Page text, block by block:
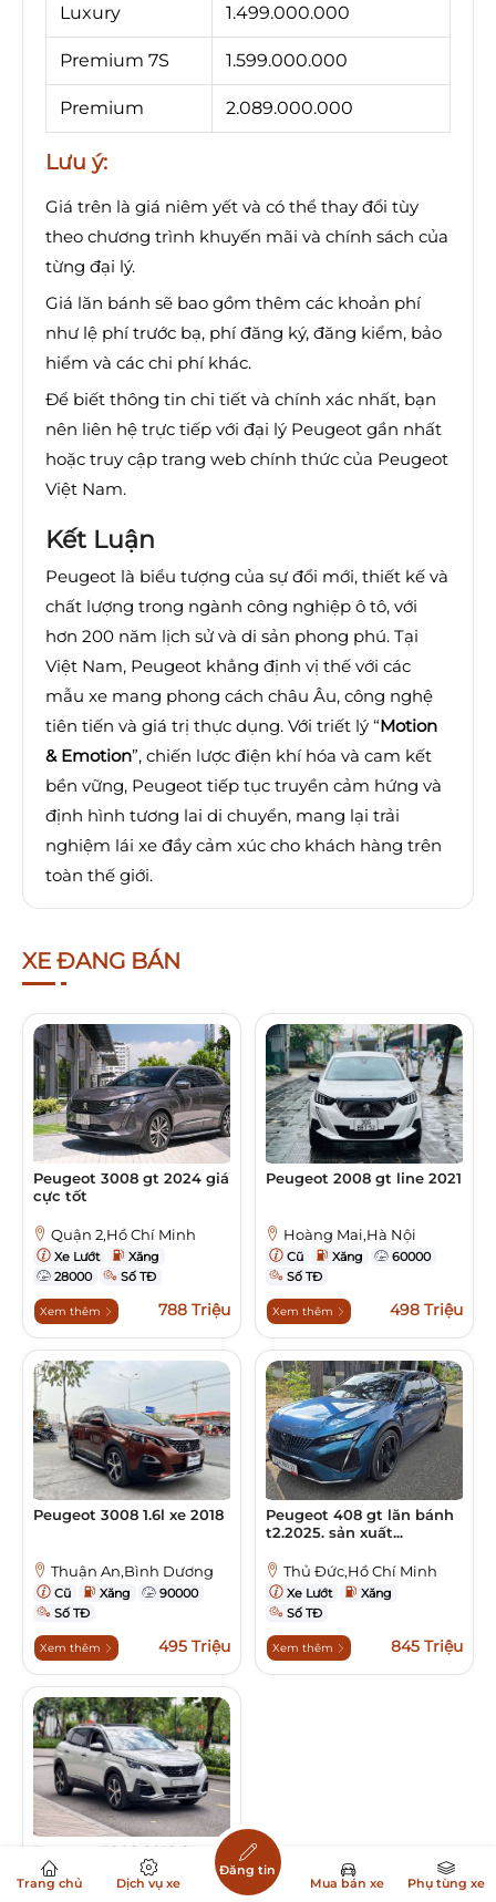
Luxury 1.499.000.000
Premium 7S 1.599.000.000
Premium 2.089.000.000
Lưu ý:
Giá trên là giá niêm yết và có thể thay đổi tùy
theo chương trình khuyến mãi và chính sách của
từng đại lý.
Giá lăn bánh sẽ bao gồm thêm các khoản phí
như lệ phí trước bạ, phí đăng ký, đăng kiểm, bảo
hiểm và các chi phí khác.
Để biết thông tin chi tiết và chính xác nhất, bạn
nên liên hệ trực tiếp với đại lý Peugeot gần nhất
hoặc truy cập trang web chính thức của Peugeot
Việt Nam.
Kết Luận
Peugeot là biểu tượng của sự đổi mới, thiết kế và
chất lượng trong ngành công nghiệp ô tô, với
hơn 200 năm lịch sử và di sản phong phú. Tại
Việt Nam, Peugeot khẳng định vị thế với các
mẫu xe mang phong cách châu Âu, công nghệ
tiên tiến và giá trị thực dụng. Với triết lý “Motion
& Emotion”, chiến lược điện khí hóa và cam kết
bền vững, Peugeot tiếp tục truyền cảm hứng và
định hình tương lai di chuyển, mang lại trải
nghiệm lái xe đầy cảm xúc cho khách hàng trên
toàn thế giới.
XE ĐANG BÁN
Peugeot 3008 gt 2024 giá
cực tốt
Quận 2,Hồ Chí Minh
Xe Lướt
Xăng
28000
Số TĐ
Xem thêm 788 Triệu
Peugeot 2008 gt line 2021
Hoàng Mai,Hà Nội
Cũ Xăng
60000
Số TĐ
Xem thêm 498 Triệu
Peugeot 3008 1.6l xe 2018
Thuận An,Bình Dương
Cũ Xăng
90000
Số TĐ
Xem thêm 495 Triệu
Peugeot 408 gt lăn bánh
t2.2025. sản xuất...
Thủ Đức,Hồ Chí Minh
Xe Lướt
Xăng
Số TĐ
Xem thêm 845 Triệu
Peugeot 3008 2018 8 vạn
vô địch về giá...
Trang chủ Dịch vụ xe
Đăng tin
Mua bán xe
Phụ tùng xe